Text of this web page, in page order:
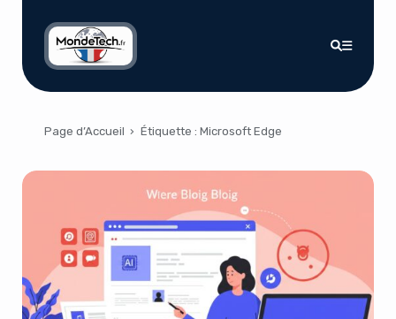
Page d’Accueil › Étiquette : Microsoft Edge